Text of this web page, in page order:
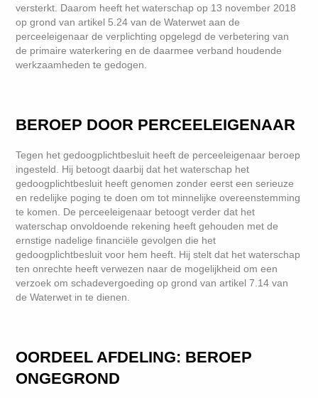
versterkt. Daarom heeft het waterschap op 13 november 2018
op grond van artikel 5.24 van de Waterwet aan de
perceeleigenaar de verplichting opgelegd de verbetering van
de primaire waterkering en de daarmee verband houdende
werkzaamheden te gedogen.
BEROEP DOOR PERCEELEIGENAAR
Tegen het gedoogplichtbesluit heeft de perceeleigenaar beroep
ingesteld. Hij betoogt daarbij dat het waterschap het
gedoogplichtbesluit heeft genomen zonder eerst een serieuze
en redelijke poging te doen om tot minnelijke overeenstemming
te komen. De perceeleigenaar betoogt verder dat het
waterschap onvoldoende rekening heeft gehouden met de
ernstige nadelige financiële gevolgen die het
gedoogplichtbesluit voor hem heeft. Hij stelt dat het waterschap
ten onrechte heeft verwezen naar de mogelijkheid om een
verzoek om schadevergoeding op grond van artikel 7.14 van
de Waterwet in te dienen.
OORDEEL AFDELING: BEROEP
ONGEGROND